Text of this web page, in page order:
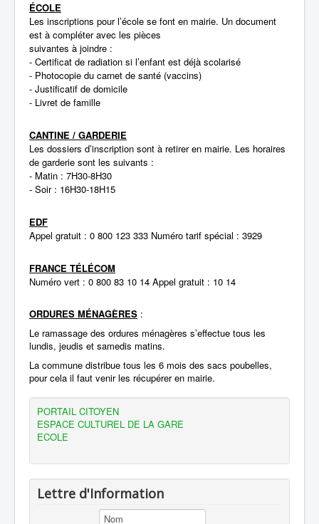
ÉCOLE
Les inscriptions pour l’école se font en mairie. Un document
est à compléter avec les pièces
suivantes à joindre :
- Certificat de radiation si l’enfant est déjà scolarisé
- Photocopie du carnet de santé (vaccins)
- Justificatif de domicile
- Livret de famille
CANTINE / GARDERIE
Les dossiers d’inscription sont à retirer en mairie. Les horaires
de garderie sont les suivants :
- Matin : 7H30-8H30
- Soir : 16H30-18H15
EDF
Appel gratuit : 0 800 123 333 Numéro tarif spécial : 3929
FRANCE TÉLÉCOM
Numéro vert : 0 800 83 10 14 Appel gratuit : 10 14
ORDURES MÉNAGÈRES :
Le ramassage des ordures ménagères s’effectue tous les
lundis, jeudis et samedis matins.
La commune distribue tous les 6 mois des sacs poubelles,
pour cela il faut venir les récupérer en mairie.
PORTAIL CITOYEN
ESPACE CULTUREL DE LA GARE
ECOLE
Lettre d'Information